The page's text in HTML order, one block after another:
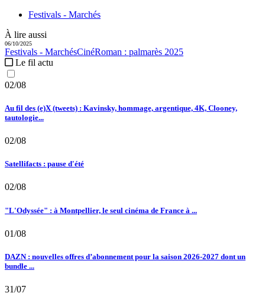
Festivals - Marchés
À lire aussi
06/10/2025
Festivals - MarchésCinéRoman : palmarès 2025
Le fil actu
02/08
Au fil des (e)X (tweets) : Kavinsky, hommage, argentique, 4K, Clooney,
tautologie...
02/08
Satellifacts : pause d'été
02/08
"L'Odyssée" : à Montpellier, le seul cinéma de France à ...
01/08
DAZN : nouvelles offres d’abonnement pour la saison 2026-2027 dont un
bundle ...
31/07